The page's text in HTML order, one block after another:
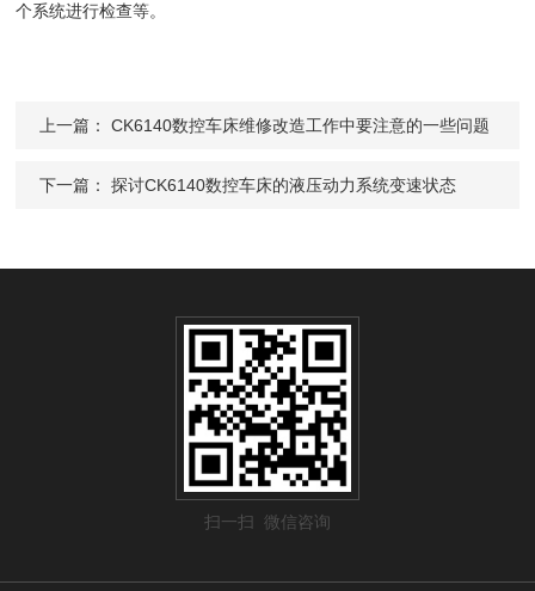
个系统进行检查等。
上一篇：CK6140数控车床维修改造工作中要注意的一些问题
下一篇：探讨CK6140数控车床的液压动力系统变速状态
扫一扫 微信咨询